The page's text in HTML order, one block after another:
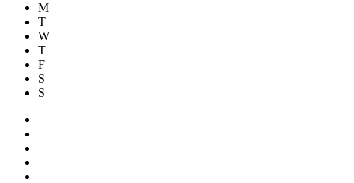
M
T
W
T
F
S
S